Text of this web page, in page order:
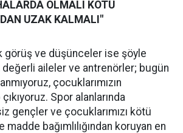
OLMALI KÖTÜ
UZAK KALMALI"
görüş ve düşünceler ise şöyle
değerli aileler ve antrenörler; bugün
çocuklarımızın
Spor alanlarında
gençler ve çocuklarımızı kötü
madde bağımlılığından koruyan en